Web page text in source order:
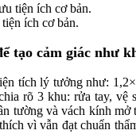
ích cơ bản.
tạo cảm giác như
tích lý tưởng như:
rõ 3 khu: rửa tay, vệ
tường và vách kính
vì vẫn đạt chuẩn